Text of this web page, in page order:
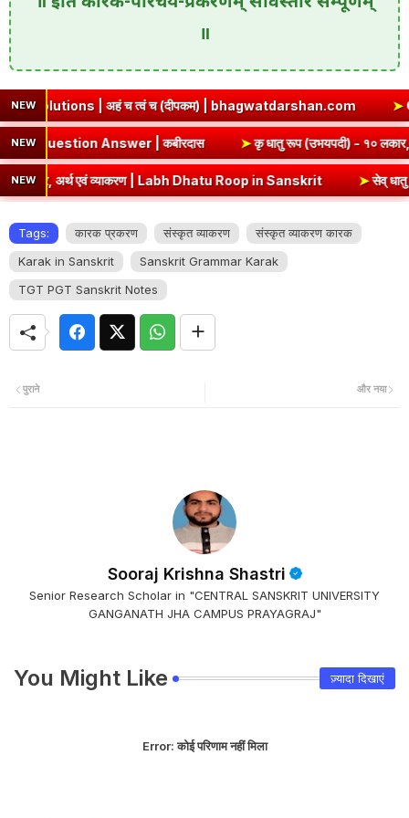
॥
NEWच त्वं च (दीपकम) | bhagwatdarshan.com ➤Class 6
NEW
5 Summary & Question Answer | कबीरदास ➤कृ धातु रूप
NEW
एवं व्याकरण | Labh Dhatu Roop in Sanskrit ➤सेव् धातु रूप - १०
Tags: कारक प्रकरण संस्कृत व्याकरण
संस्कृत व्याकरण कारक
Karak in Sanskrit
Sanskrit Grammar Karak
TGT PGT Sanskrit Notes
और नया
पुराने
Sooraj Krishna Shastri
Senior Research Scholar in "CENTRAL SANSKRIT UNIVERSITY
GANGANATH JHA CAMPUS PRAYAGRAJ"
You Might Like ज़्यादा दिखाएं
Error:कोई परिणाम नहीं मिला